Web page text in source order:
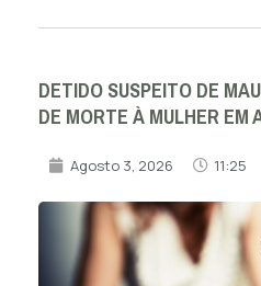
DETIDO SUSPEITO DE
DE MORTE À MULHER EM
Agosto 3, 2026 11:25